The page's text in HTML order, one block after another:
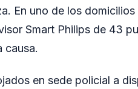
En uno de los
Smart Philips de 43
causa.
en sede policial a